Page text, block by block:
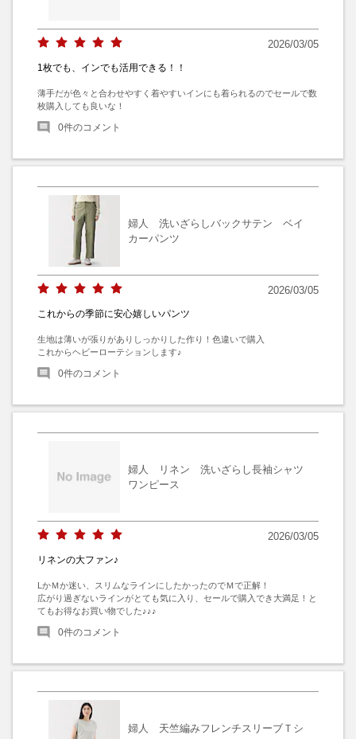
2026/03/05
1枚でも、インでも活用できる！！
薄手だが色々と合わせやすく着やすいインにも着られるのでセールで数
枚購入しても良いな！
0件のコメント
婦人 洗いざらしバックサテン ベイ
カーパンツ
2026/03/05
これからの季節に安心嬉しいパンツ
生地は薄いが張りがありしっかりした作り！色違いで購入
これからヘビーローテションします♪
0件のコメント
婦人 リネン 洗いざらし長袖シャツ
ワンピース
2026/03/05
リネンの大ファン♪
LかＭか迷い、スリムなラインにしたかったのでＭで正解！
広がり過ぎないラインがとても気に入り、セールで購入でき大満足！と
てもお得なお買い物でした♪♪♪
0件のコメント
婦人 天竺編みフレンチスリーブＴシ